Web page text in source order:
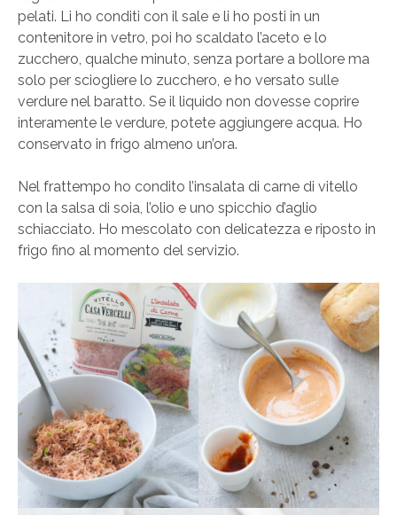
pelati. Li ho conditi con il sale e li ho posti in un
contenitore in vetro, poi ho scaldato l’aceto e lo
zucchero, qualche minuto, senza portare a bollore ma
solo per sciogliere lo zucchero, e ho versato sulle
verdure nel baratto. Se il liquido non dovesse coprire
interamente le verdure, potete aggiungere acqua. Ho
conservato in frigo almeno un’ora.
Nel frattempo ho condito l’insalata di carne di vitello
con la salsa di soia, l’olio e uno spicchio d’aglio
schiacciato. Ho mescolato con delicatezza e riposto in
frigo fino al momento del servizio.